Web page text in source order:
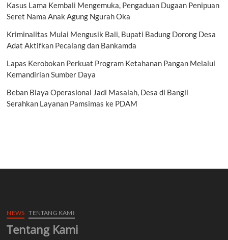
Kasus Lama Kembali Mengemuka, Pengaduan Dugaan Penipuan
Seret Nama Anak Agung Ngurah Oka
Kriminalitas Mulai Mengusik Bali, Bupati Badung Dorong Desa
Adat Aktifkan Pecalang dan Bankamda
Lapas Kerobokan Perkuat Program Ketahanan Pangan Melalui
Kemandirian Sumber Daya
Beban Biaya Operasional Jadi Masalah, Desa di Bangli
Serahkan Layanan Pamsimas ke PDAM
NEWS TENTANG KAMI
Tentang Kami